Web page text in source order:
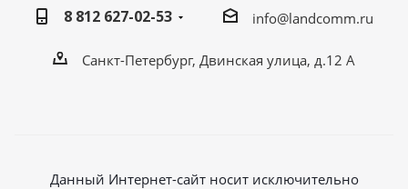
8 812 627-02-53
info@landcomm.ru
Санкт-Петербург, Двинская улица, д.12 А
Данный Интернет-сайт носит исключительно